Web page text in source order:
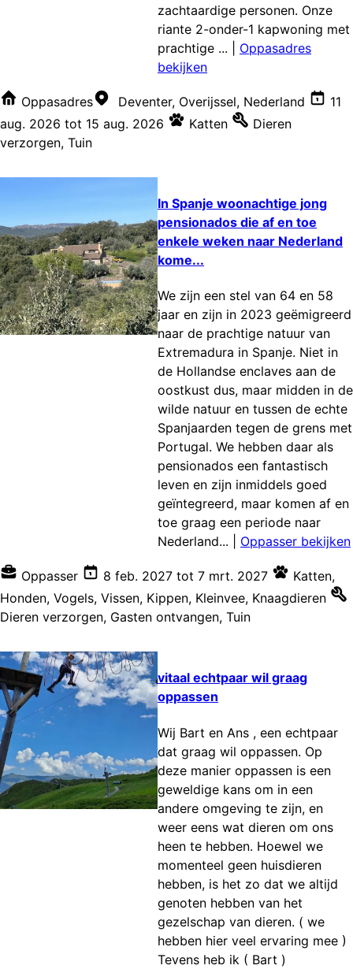
zachtaardige personen. Onze
riante 2-onder-1 kapwoning met
prachtige ...
Oppasadres
bekijken
Oppasadres Deventer, Overijssel, Nederland
11
aug. 2026 tot 15 aug. 2026 Katten
Dieren
verzorgen, Tuin
In Spanje woonachtige jong
pensionados die af en toe
enkele weken naar Nederland
kome...
We zijn een stel van 64 en 58
jaar en zijn in 2023 geëmigreerd
naar de prachtige natuur van
Extremadura in Spanje. Niet in
de Hollandse enclaves aan de
oostkust dus, maar midden in de
wilde natuur en tussen de echte
Spanjaarden tegen de grens met
Portugal. We hebben daar als
pensionados een fantastisch
leven en zijn inmiddels goed
geïntegreerd, maar komen af en
toe graag een periode naar
Nederland...
Oppasser bekijken
Oppasser 8 feb. 2027 tot 7 mrt. 2027 Katten,
Honden, Vogels, Vissen, Kippen, Kleinvee, Knaagdieren
Dieren verzorgen, Gasten ontvangen, Tuin
vitaal echtpaar wil graag
oppassen
Wij Bart en Ans , een echtpaar
dat graag wil oppassen. Op
deze manier oppassen is een
geweldige kans om in een
andere omgeving te zijn, en
weer eens wat dieren om ons
heen te hebben. Hoewel we
momenteel geen huisdieren
hebben, is het zo dat we altijd
genoten hebben van het
gezelschap van dieren. ( we
hebben hier veel ervaring mee )
Tevens heb ik ( Bart )